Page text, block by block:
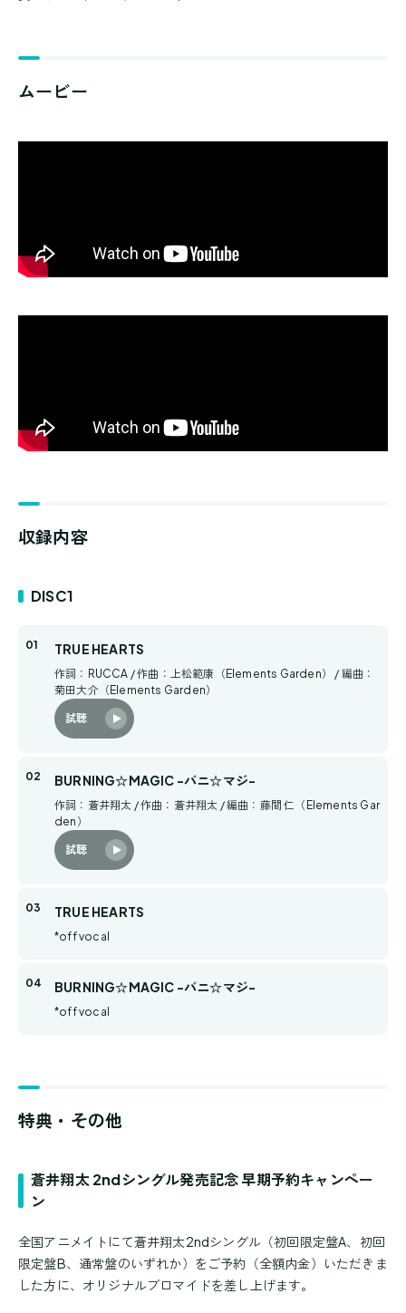
ムービー
収録内容
DISC1
TRUE HEARTS
作詞：RUCCA / 作曲：上松範康（Elements Garden） / 編曲：
菊田大介（Elements Garden）
試聴
BURNING☆MAGIC -バニ☆マジ-
作詞：蒼井翔太 / 作曲：蒼井翔太 / 編曲：藤間 仁（Elements Gar
den）
試聴
TRUE HEARTS
*off vocal
BURNING☆MAGIC -バニ☆マジ-
*off vocal
特典・その他
蒼井翔太 2ndシングル発売記念 早期予約キャンペー
ン
全国アニメイトにて蒼井翔太2ndシングル（初回限定盤A、初回
限定盤B、通常盤のいずれか）をご予約（全額内金）いただきま
した方に、オリジナルブロマイドを差し上げます。